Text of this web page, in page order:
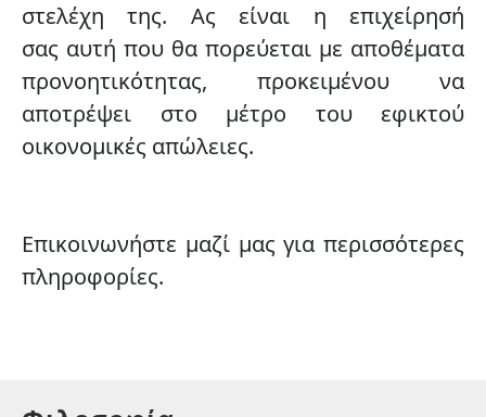
στελέχη της. Ας είναι η επιχείρησή
σας αυτή που θα πορεύεται με αποθέματα
προνοητικότητας, προκειμένου να
αποτρέψει στο μέτρο του εφικτού
οικονομικές απώλειες.
Επικοινωνήστε μαζί μας για περισσότερες
πληροφορίες.